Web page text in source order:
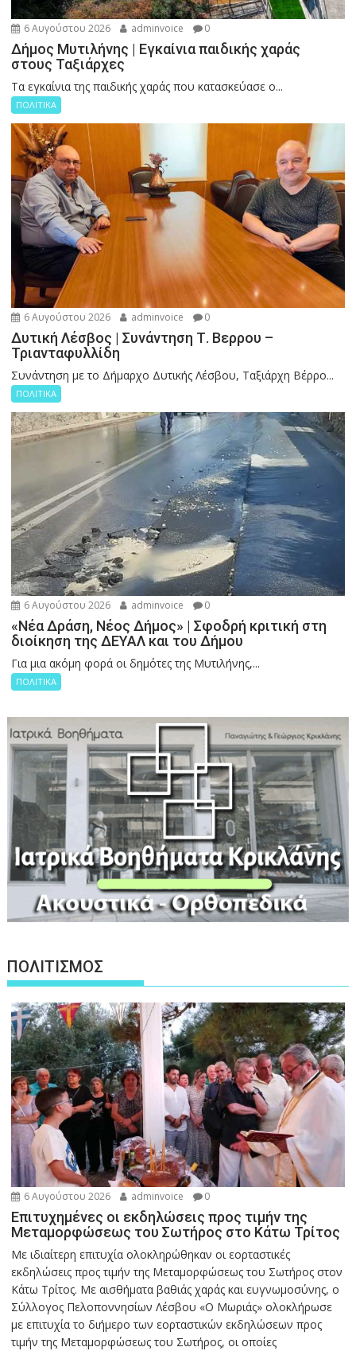
6 Αυγούστου 2026 adminvoice 0
Δήμος Μυτιλήνης | Εγκαίνια παιδικής χαράς
στους Ταξιάρχες
Tα εγκαίνια της παιδικής χαράς που κατασκεύασε ο...
ΠΟΛΙΤΙΚΑ
6 Αυγούστου 2026 adminvoice 0
Δυτική Λέσβος | Συνάντηση Τ. Βερρου –
Τριανταφυλλίδη
Συνάντηση με το Δήμαρχο Δυτικής Λέσβου, Ταξιάρχη Βέρρο...
ΠΟΛΙΤΙΚΑ
6 Αυγούστου 2026 adminvoice 0
«Νέα Δράση, Νέος Δήμος» | Σφοδρή κριτική στη
διοίκηση της ΔΕΥΑΛ και του Δήμου
Για μια ακόμη φορά οι δημότες της Μυτιλήνης,...
ΠΟΛΙΤΙΚΑ
ΠΟΛΙΤΙΣΜΟΣ
6 Αυγούστου 2026 adminvoice 0
Επιτυχημένες οι εκδηλώσεις προς τιμήν της
Μεταμορφώσεως του Σωτήρος στο Κάτω Τρίτος
Με ιδιαίτερη επιτυχία ολοκληρώθηκαν οι εορταστικές
εκδηλώσεις προς τιμήν της Μεταμορφώσεως του Σωτήρος στον
Κάτω Τρίτος. Με αισθήματα βαθιάς χαράς και ευγνωμοσύνης, ο
Σύλλογος Πελοποννησίων Λέσβου «Ο Μωριάς» ολοκλήρωσε
με επιτυχία το διήμερο των εορταστικών εκδηλώσεων προς
τιμήν της Μεταμορφώσεως του Σωτήρος, οι οποίες